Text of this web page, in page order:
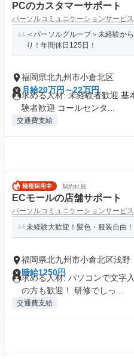
PCのカスタマーサポート
パーソルコミュニケーションサービ
＜パーソルグループ＞未経験か
り！年間休日125日！
福岡県北九州市小倉北区
月給20万円～22万円
求める人材: 未経験者歓迎 基
験者歓迎 コールセンタ...
交通費支給
契約社員
ECモールの店舗サポート
パーソルコミュニケーションサービ
未経験大歓迎！髪色・服装自由
福岡県北九州市小倉北区浅野
時給1250円
求める人材: パソコンで文字
の方も歓迎！ 研修でしっ...
交通費支給